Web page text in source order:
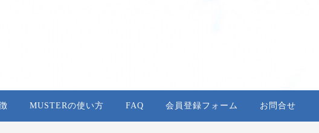
MUSTERの使い方 FAQ 会員登録フォーム お問合せ